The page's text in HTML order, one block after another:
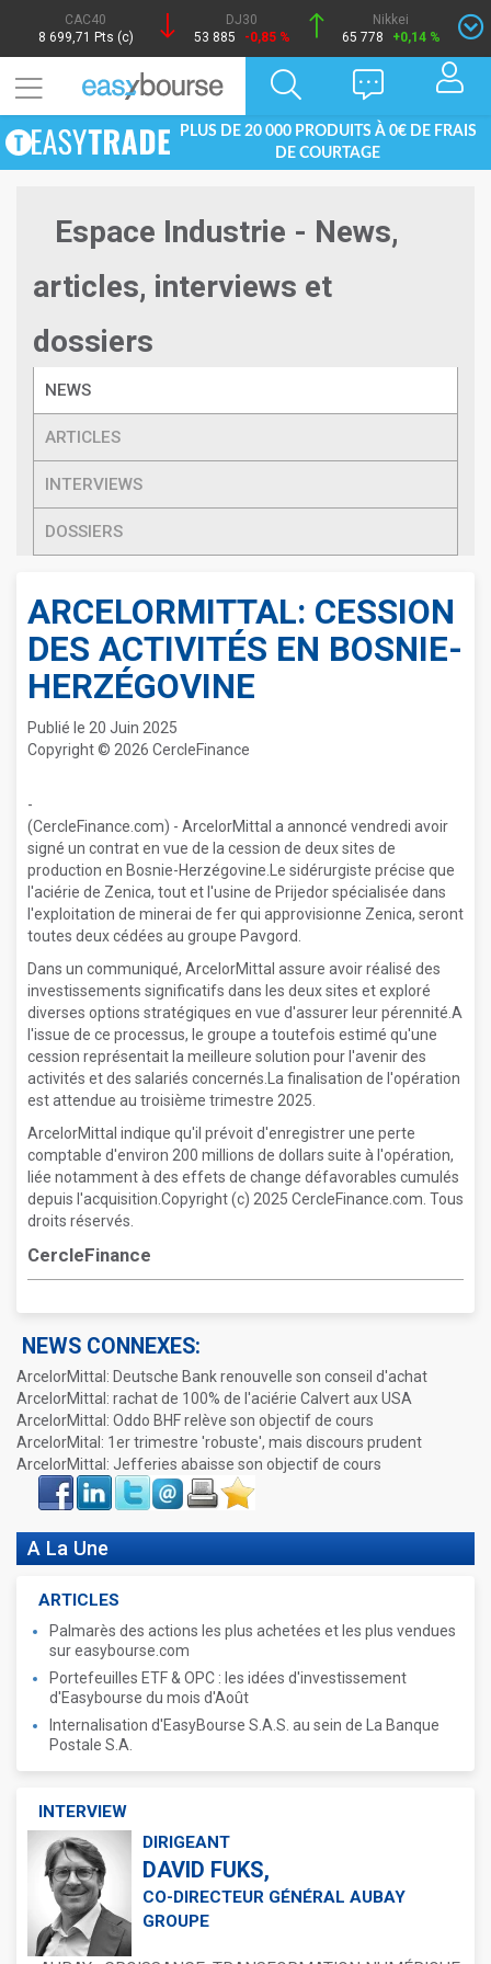
CAC40
8 699,71 Pts (c)
DJ30
53 885
-0,85 %
Nikkei
65 778
+0,14 %
PLUS DE 20 000 PRODUITS À 0€ DE FRAIS
DE COURTAGE
Espace Industrie - News,
articles, interviews et
dossiers
NEWS
ARTICLES
INTERVIEWS
DOSSIERS
ARCELORMITTAL: CESSION
DES ACTIVITÉS EN BOSNIE-
HERZÉGOVINE
Publié le 20 Juin 2025
Copyright © 2026 CercleFinance
-
(CercleFinance.com) - ArcelorMittal a annoncé vendredi avoir
signé un contrat en vue de la cession de deux sites de
production en Bosnie-Herzégovine.Le sidérurgiste précise que
l'aciérie de Zenica, tout et l'usine de Prijedor spécialisée dans
l'exploitation de minerai de fer qui approvisionne Zenica, seront
toutes deux cédées au groupe Pavgord.
Dans un communiqué, ArcelorMittal assure avoir réalisé des
investissements significatifs dans les deux sites et exploré
diverses options stratégiques en vue d'assurer leur pérennité.A
l'issue de ce processus, le groupe a toutefois estimé qu'une
cession représentait la meilleure solution pour l'avenir des
activités et des salariés concernés.La finalisation de l'opération
est attendue au troisième trimestre 2025.
ArcelorMittal indique qu'il prévoit d'enregistrer une perte
comptable d'environ 200 millions de dollars suite à l'opération,
liée notamment à des effets de change défavorables cumulés
depuis l'acquisition.Copyright (c) 2025 CercleFinance.com. Tous
droits réservés.
CercleFinance
NEWS CONNEXES:
ArcelorMittal: Deutsche Bank renouvelle son conseil d'achat
ArcelorMittal: rachat de 100% de l'aciérie Calvert aux USA
ArcelorMittal: Oddo BHF relève son objectif de cours
ArcelorMital: 1er trimestre 'robuste', mais discours prudent
ArcelorMittal: Jefferies abaisse son objectif de cours
Face
book
LinkIn Twitter Envoyer ImprimerFavoris
A La Une
ARTICLES
Palmarès des actions les plus achetées et les plus vendues
sur easybourse.com
Portefeuilles ETF & OPC : les idées d'investissement
d'Easybourse du mois d'Août
Internalisation d'EasyBourse S.A.S. au sein de La Banque
Postale S.A.
INTERVIEW
DIRIGEANT
DAVID FUKS,
CO-DIRECTEUR GÉNÉRAL AUBAY
GROUPE